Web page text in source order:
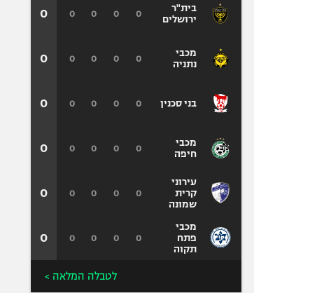
בית"ר
ירושלים
מכבי
נתניה
בני סכנין
מכבי
חיפה
עירוני
קרית
שמונה
מכבי
פתח
תקוה
0
0
0
0
0
0
0
0
0
0
0
0
0
0
0
0
0
0
0
0
0
0
0
0
0
0
0
0
0
0
לטבלה המלאה >